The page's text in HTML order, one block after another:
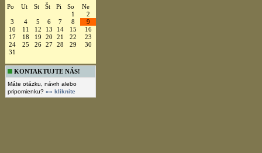
Po Ut St Št Pi So
Ne
1
2
3
4 5 6 7 8
9
10
11 12 13 14 15
16
17
18 19 20 21 22
23
24
25 26 27 28 29
30
31
KONTAKTUJTE NÁS!
Máte otázku, návrh alebo
pripomienku? »» kliknite